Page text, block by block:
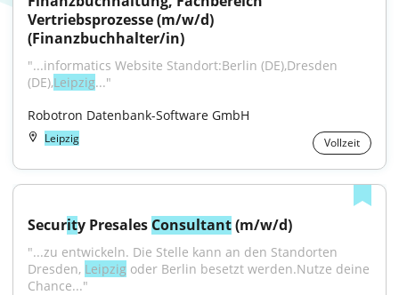
Vertriebsprozesse (m/w/d)
(Finanzbuchhalter/in)
"...informatics Website Standort:Berlin (DE),Dresden
(DE),Leipzig..."
Robotron Datenbank-Software GmbH
Leipzig Vollzeit
Security Presales Consultant (m/w/d)
"...zu entwickeln. Die Stelle kann an den Standorten
Dresden, Leipzig oder Berlin besetzt werden.Nutze deine
Chance..."